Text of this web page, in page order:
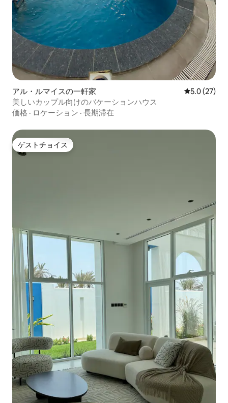
アル・ルマイスの一軒家 レビュー27
5.0 (27)
美しいカップル向けのバケーションハウス
価格 · ロケーション · 長期滞在
ゲストチョイス
ゲストチョイス